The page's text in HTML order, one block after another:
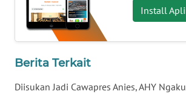
Install
Berita Terkait
Diisukan Jadi Cawapres Anies, AHY
WN
NTB
WN
SULTENG